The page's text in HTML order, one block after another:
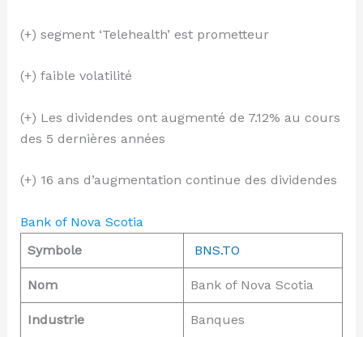
(+) segment ‘Telehealth’ est prometteur
(+) faible volatilité
(+) Les dividendes ont augmenté de 7.12% au cours
des 5 dernières années
(+) 16 ans d’augmentation continue des dividendes
Bank of Nova Scotia
Symbole
BNS.TO
Nom Bank of Nova Scotia
Industrie Banques